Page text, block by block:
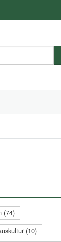
(74)
(10)